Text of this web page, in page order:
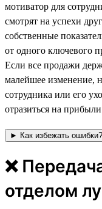
мотиватор для
смотрят на успехи
собственные
от одного ключевого
Если все продажи
малейшее изменение,
сотрудника или его
отразиться на
► Как избежать ошибки?
❌
отделом